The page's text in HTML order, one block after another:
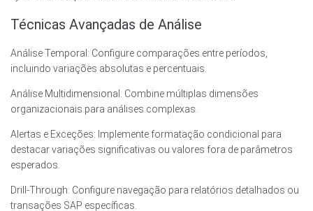
Técnicas Avançadas de Análise
Análise Temporal: Configure comparações entre períodos,
incluindo variações absolutas e percentuais.
Análise Multidimensional: Combine múltiplas dimensões
organizacionais para análises complexas.
Alertas e Exceções: Implemente formatação condicional para
destacar variações significativas ou valores fora de parâmetros
esperados.
Drill-Through: Configure navegação para relatórios detalhados ou
transações SAP específicas.